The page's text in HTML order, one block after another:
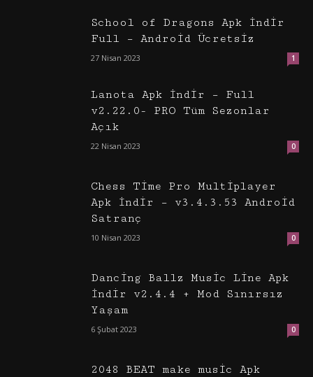
School of Dragons Apk İndir
Full – Android Ücretsiz
27 Nisan 2023 1
Lanota Apk İndir – Full
v2.22.0- PRO Tüm Sezonlar
Açık
22 Nisan 2023 0
Chess Time Pro Multiplayer
Apk İndir – v3.4.3.53 Android
Satranç
10 Nisan 2023 0
Dancing Ballz Music Line Apk
İndir v2.4.4 + Mod Sınırsız
Yaşam
6 Şubat 2023 0
2048 BEAT make music Apk